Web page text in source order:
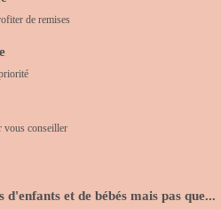
de remises
vous conseiller
et de bébés mais pas que...